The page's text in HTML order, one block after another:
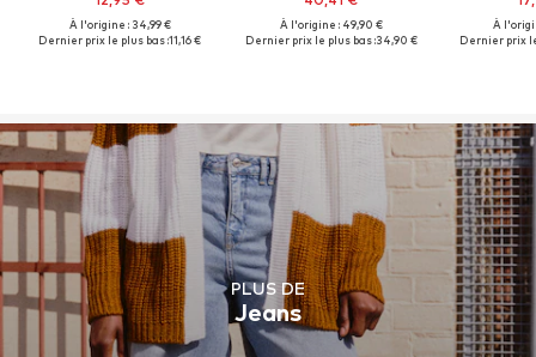
À l'origine : 34,99 €
Dernier prix le plus bas :11,16 €
À l'origine : 49,90 €
Dernier prix le plus bas :34,90 €
À
Dernier prix
PLUS DE
Jeans